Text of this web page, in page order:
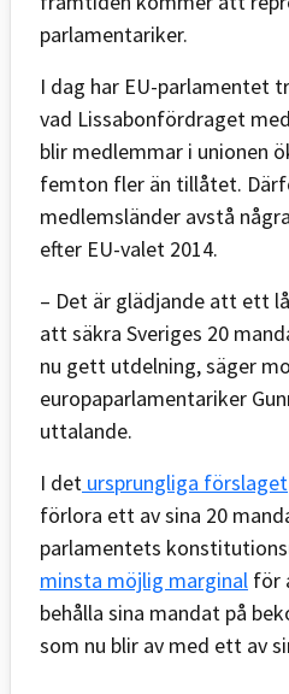
parlamentariker.
I dag har EU-parlamentet
vad Lissabonfördraget
blir medlemmar i unionen
femton fler än tillåtet.
medlemsländer avstå
efter EU-valet 2014.
– Det är glädjande att ett
att säkra Sveriges 20
nu gett utdelning, säger
europaparlamentariker
uttalande.
I det ursprungliga förslaget
förlora ett av sina 20
parlamentets
minsta möjlig marginal för
behålla sina mandat på
som nu blir av med ett av